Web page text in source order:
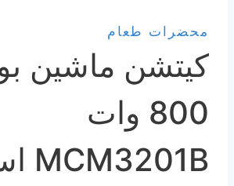
محضرات طعام
كيتشن ماشين
800 وات